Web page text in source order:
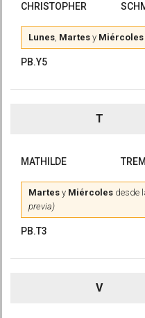
CHRISTOPHER
Lunes, Martes y Miércoles
PB.Y5
T
MATHILDE
Martes y Miércoles desde
previa)
PB.T3
V